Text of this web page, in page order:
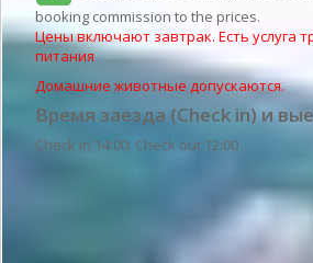
booking commission to the prices.
Цены включают завтрак. Есть услуга
питания
Домашние животные допускаются.
Время заезда (Check in) и
Check in 14:00; Check out 12:00